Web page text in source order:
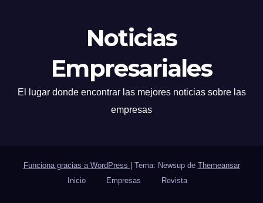
Noticias
Empresariales
El lugar donde encontrar las mejores noticias sobre las
empresas
Funciona gracias a WordPress | Tema: Newsup de Themeansar
Inicio
Empresas Revista